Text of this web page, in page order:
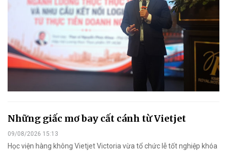
Những giấc mơ bay cất cánh từ Vietjet
09/08/2026 15:13
Học viện hàng không Vietjet Victoria vừa tổ chức lễ tốt nghiệp khóa